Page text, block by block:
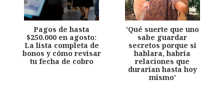
Pagos de hasta
$250.000 en agosto:
La lista completa de
bonos y cómo revisar
tu fecha de cobro
'Qué suerte que uno
sabe guardar
secretos porque si
hablara, habría
relaciones que
durarían hasta hoy
mismo'